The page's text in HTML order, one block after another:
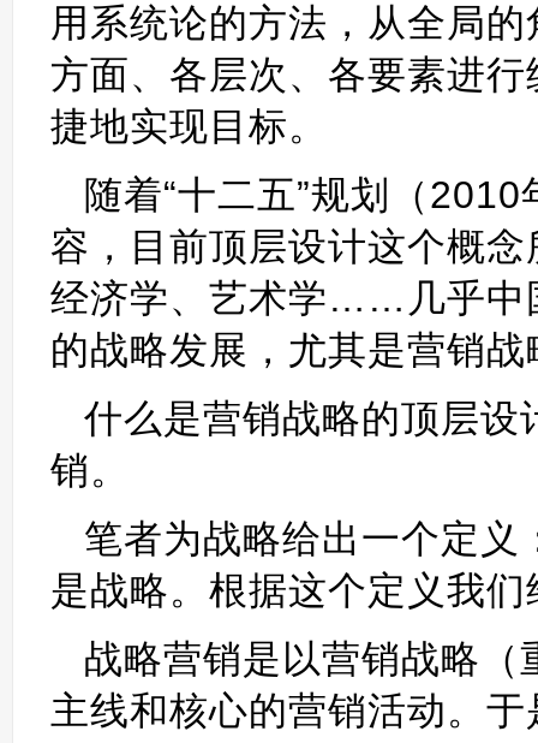
用系统论的方法，从全局
方面、各层次、各要素进
捷地实现目标。
随着“十二五”规划（
容，目前顶层设计这个概
经济学、艺术学……几乎中
的战略发展，尤其是营销
什么是营销战略的顶层
销。
笔者为战略给出一个定
是战略。根据这个定义我
战略营销是以营销战略
主线和核心的营销活动。